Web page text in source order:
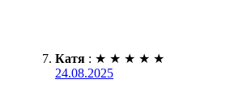
Катя : ★ ★ ★ ★ ★
24.08.2025